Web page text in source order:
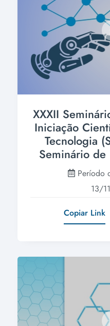
XXXII
Iniciação
Tecnologia
Seminário de
Período
13/
Copiar Link